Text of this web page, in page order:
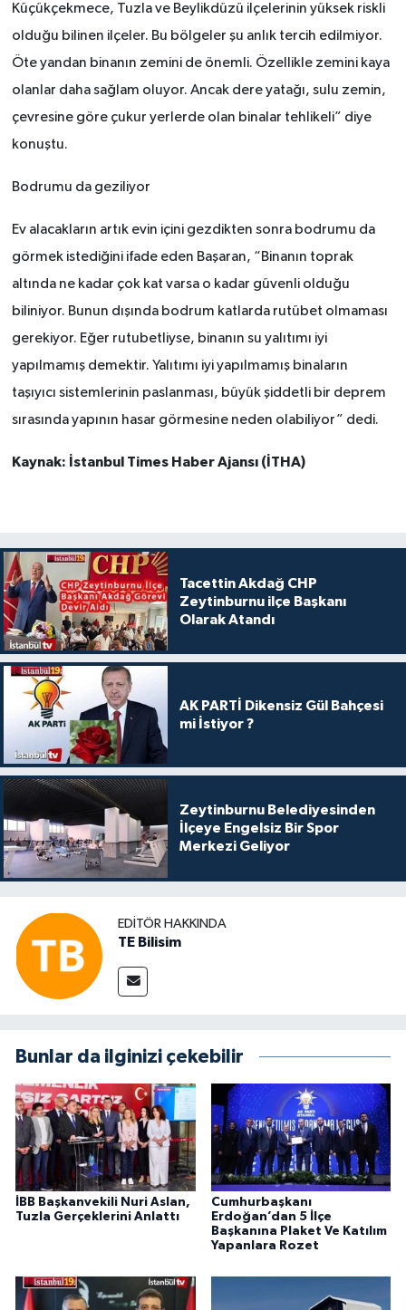
Küçükçekmece, Tuzla ve Beylikdüzü ilçelerinin yüksek riskli
olduğu bilinen ilçeler. Bu bölgeler şu anlık tercih edilmiyor.
Öte yandan binanın zemini de önemli. Özellikle zemini kaya
olanlar daha sağlam oluyor. Ancak dere yatağı, sulu zemin,
çevresine göre çukur yerlerde olan binalar tehlikeli” diye
konuştu.
Bodrumu da geziliyor
Ev alacakların artık evin içini gezdikten sonra bodrumu da
görmek istediğini ifade eden Başaran, “Binanın toprak
altında ne kadar çok kat varsa o kadar güvenli olduğu
biliniyor. Bunun dışında bodrum katlarda rutübet olmaması
gerekiyor. Eğer rutubetliyse, binanın su yalıtımı iyi
yapılmamış demektir. Yalıtımı iyi yapılmamış binaların
taşıyıcı sistemlerinin paslanması, büyük şiddetli bir deprem
sırasında yapının hasar görmesine neden olabiliyor” dedi.
Kaynak: İstanbul Times Haber Ajansı (İTHA)
Tacettin Akdağ CHP
Zeytinburnu ilçe Başkanı
Olarak Atandı
AK PARTİ Dikensiz Gül Bahçesi
mi İstiyor ?
Zeytinburnu Belediyesinden
İlçeye Engelsiz Bir Spor
Merkezi Geliyor
EDITÖR HAKKINDA
TE Bilisim
Bunlar da ilginizi çekebilir
İBB Başkanvekili Nuri Aslan,
Tuzla Gerçeklerini Anlattı
Cumhurbaşkanı
Erdoğan’dan 5 İlçe
Başkanına Plaket Ve Katılım
Yapanlara Rozet